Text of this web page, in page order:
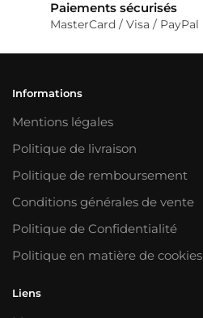
Paiements sécurisés
MasterCard / Visa / PayPal
Informations
Mentions légales
Politique de livraison
Politique de remboursement
Conditions générales de vente
Politique de Confidentialité
Politique en matière de cookies
Liens